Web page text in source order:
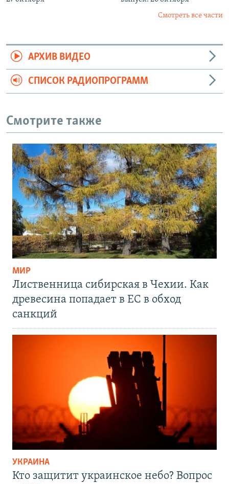
Смотреть все части
АРХИВ ВИДЕО
СПИСОК РАДИОПРОГРАММ
Смотрите также
МИР
Лиственница сибирская в Чехии. Как
древесина попадает в ЕС в обход
санкций
УКРАИНА
Кто защитит украинское небо? Вопрос